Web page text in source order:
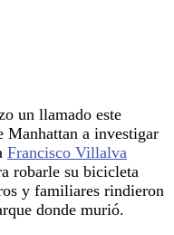
un llamado este
Manhattan a investigar
Francisco Villalva
robarle su bicicleta
y familiares rindieron
donde murió.